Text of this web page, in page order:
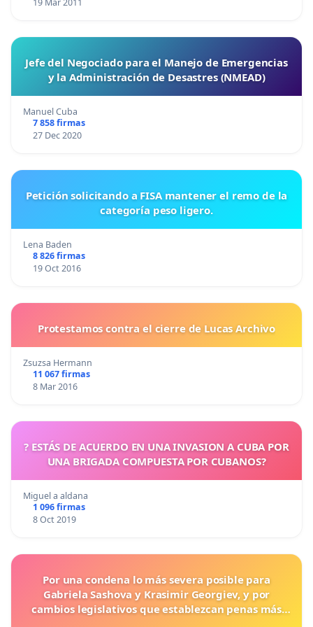
Jefe del Negociado para el Manejo de Emergencias
y la Administración de Desastres (NMEAD)
Manuel Cuba
7 858 firmas
27 Dec 2020
Petición solicitando a FISA mantener el remo de la
categoría peso ligero.
Lena Baden
8 826 firmas
19 Oct 2016
Protestamos contra el cierre de Lucas Archivo
Zsuzsa Hermann
11 067 firmas
8 Mar 2016
? ESTÁS DE ACUERDO EN UNA INVASION A CUBA POR
UNA BRIGADA COMPUESTA POR CUBANOS?
Miguel a aldana
1 096 firmas
8 Oct 2019
Por una condena lo más severa posible para
Gabriela Sashova y Krasimir Georgiev, y por
cambios legislativos que establezcan penas más